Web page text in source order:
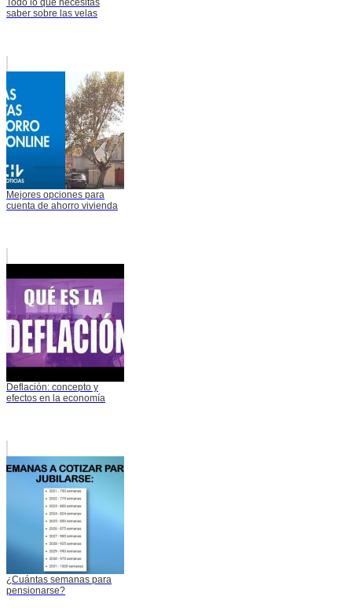
Todo lo que necesitas
saber sobre las velas
Mejores opciones para
cuenta de ahorro vivienda
Deflación: concepto y
efectos en la economía
¿Cuántas semanas para
pensionarse?